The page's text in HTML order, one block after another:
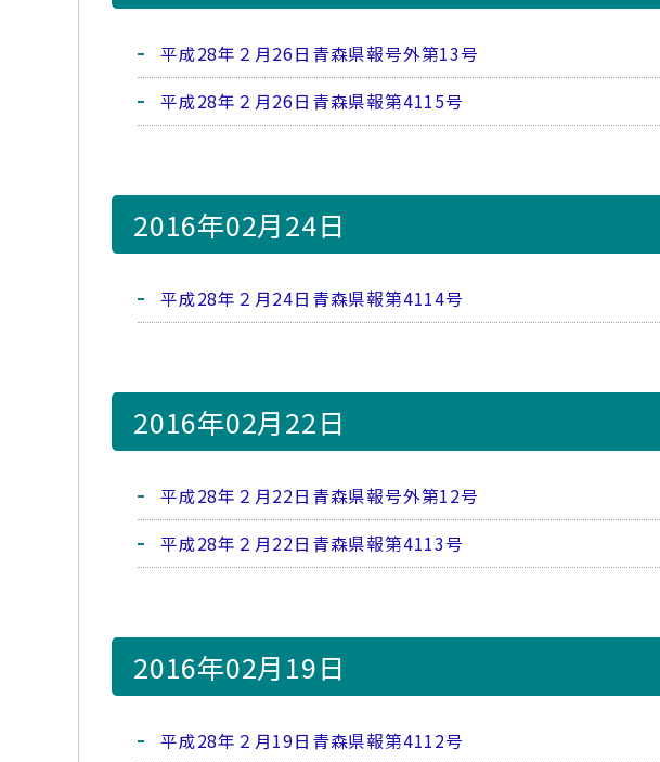
平成28年２月26日青森県報号外第13号
平成28年２月26日青森県報第4115号
2016年02月24日
平成28年２月24日青森県報第4114号
2016年02月22日
平成28年２月22日青森県報号外第12号
平成28年２月22日青森県報第4113号
2016年02月19日
平成28年２月19日青森県報第4112号